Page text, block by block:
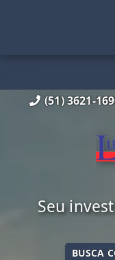
(51) 3621-
Seu
BUSCA